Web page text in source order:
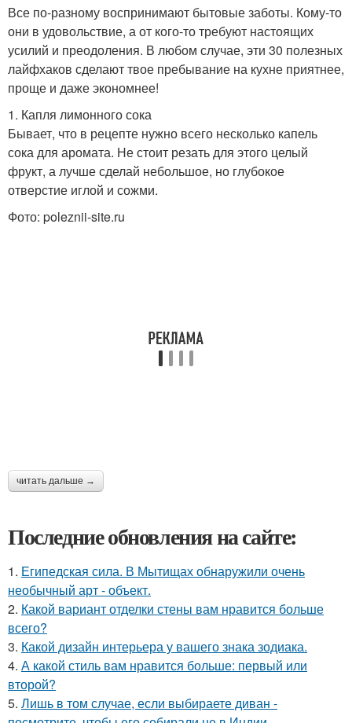
Все по-разному воспринимают бытовые заботы. Кому-то
они в удовольствие, а от кого-то требуют настоящих
усилий и преодоления. В любом случае, эти 30 полезных
лайфхаков сделают твое пребывание на кухне приятнее,
проще и даже экономнее!
1. Капля лимонного сока
Бывает, что в рецепте нужно всего несколько капель
сока для аромата. Не стоит резать для этого целый
фрукт, а лучше сделай небольшое, но глубокое
отверстие иглой и сожми.
Фото: poleznii-site.ru
читать дальше →
Последние обновления на сайте:
1. Египедская сила. В Мытищах обнаружили очень
необычный арт - объект.
2. Какой вариант отделки стены вам нравится больше
всего?
3. Какой дизайн интерьера у вашего знака зодиака.
4. А какой стиль вам нравится больше: первый или
второй?
5. Лишь в том случае, если выбираете диван -